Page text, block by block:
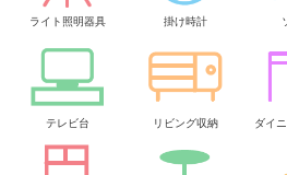
ライト照明器具 掛け時計
テレビ台 リビング収納 ダイ